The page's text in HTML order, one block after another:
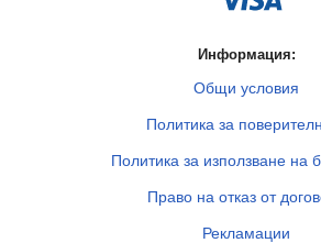
Информация:
Общи условия
Политика за
Политика за използване на
Право на отказ от
Рекламации